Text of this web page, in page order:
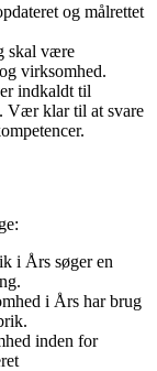
og målrettet
skal være
virksomhed.
indkaldt til
Vær klar til at svare
i Års søger en
i Års har brug
inden for